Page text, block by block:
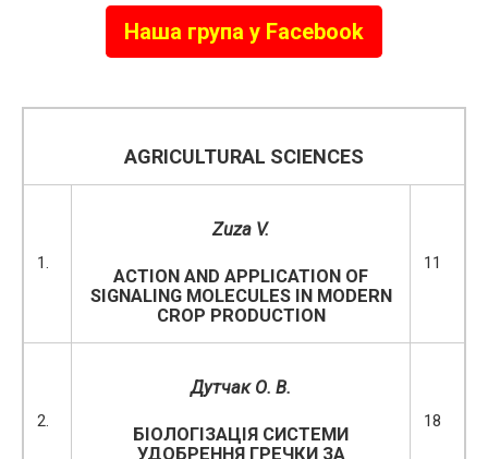
Наша група у Facebook
AGRICULTURAL SCIENCES
1.
Zuza V.
ACTION AND APPLICATION OF
SIGNALING MOLECULES IN MODERN
CROP PRODUCTION
11
2.
Дутчак О. В.
БІОЛОГІЗАЦІЯ СИСТЕМИ
УДОБРЕННЯ ГРЕЧКИ ЗА
18